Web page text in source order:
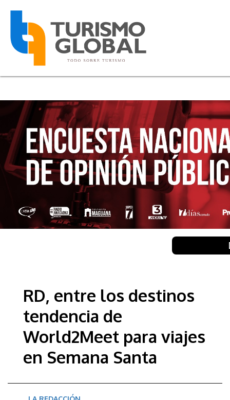
RD, entre los destinos
tendencia de
World2Meet para viajes
en Semana Santa